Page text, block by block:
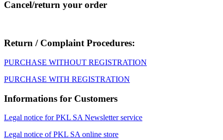
Cancel/return your order
Return / Complaint Procedures:
PURCHASE WITHOUT REGISTRATION
PURCHASE WITH REGISTRATION
Informations for Customers
Legal notice for PKL SA Newsletter service
Legal notice of PKL SA online store